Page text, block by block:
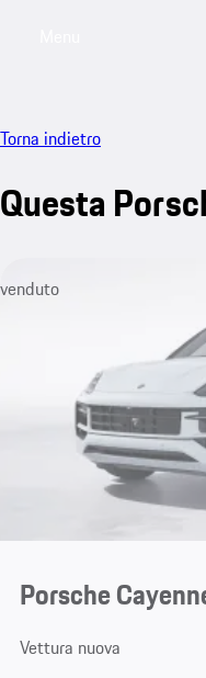
Torna indietro
Questa
venduto
Porsche
Vettura nuova